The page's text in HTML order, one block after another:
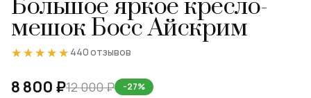
Большое яркое кресло-
мешок Босс Айскрим
★★★★★
★★★★★ 440 отзывов
8 800 ₽12 000 ₽ -27%